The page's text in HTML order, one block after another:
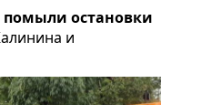
остановки
и